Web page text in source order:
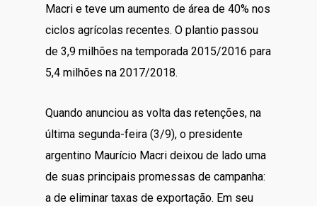
Macri e teve um aumento de área de 40% nos
ciclos agrícolas recentes. O plantio passou
de 3,9 milhões na temporada 2015/2016 para
5,4 milhões na 2017/2018.
Quando anunciou as volta das retenções, na
última segunda-feira (3/9), o presidente
argentino Maurício Macri deixou de lado uma
de suas principais promessas de campanha:
a de eliminar taxas de exportação. Em seu